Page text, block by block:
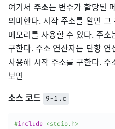
여기서 주소는 변수가 할당된
의미한다. 시작 주소를 알면
메모리를 사용할 수 있다. 주소
구한다. 주소 연산자는 단항 연
사용해 시작 주소를 구한다. 주
보면
소스 코드 9-1.c
#include <stdio.h>